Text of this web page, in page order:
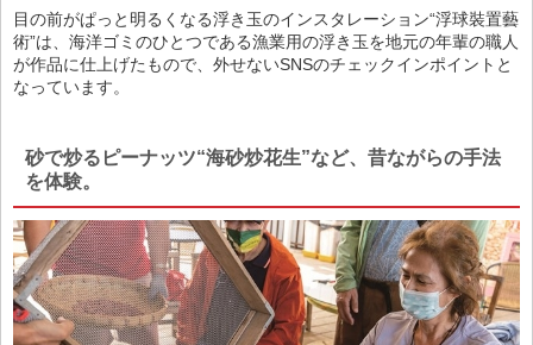
目の前がぱっと明るくなる浮き玉のインスタレーション“浮球裝置藝
術”は、海洋ゴミのひとつである漁業用の浮き玉を地元の年輩の職人
が作品に仕上げたもので、外せないSNSのチェックインポイントと
なっています。
砂で炒るピーナッツ“海砂炒花生”など、昔ながらの手法
を体験。